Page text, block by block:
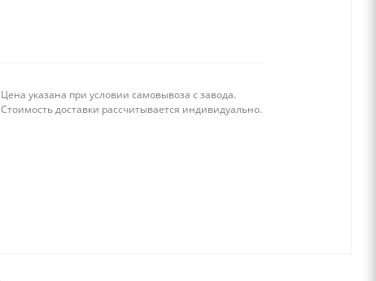
Цена указана при условии самовывоза с завода.
Стоимость доставки рассчитывается индивидуально.